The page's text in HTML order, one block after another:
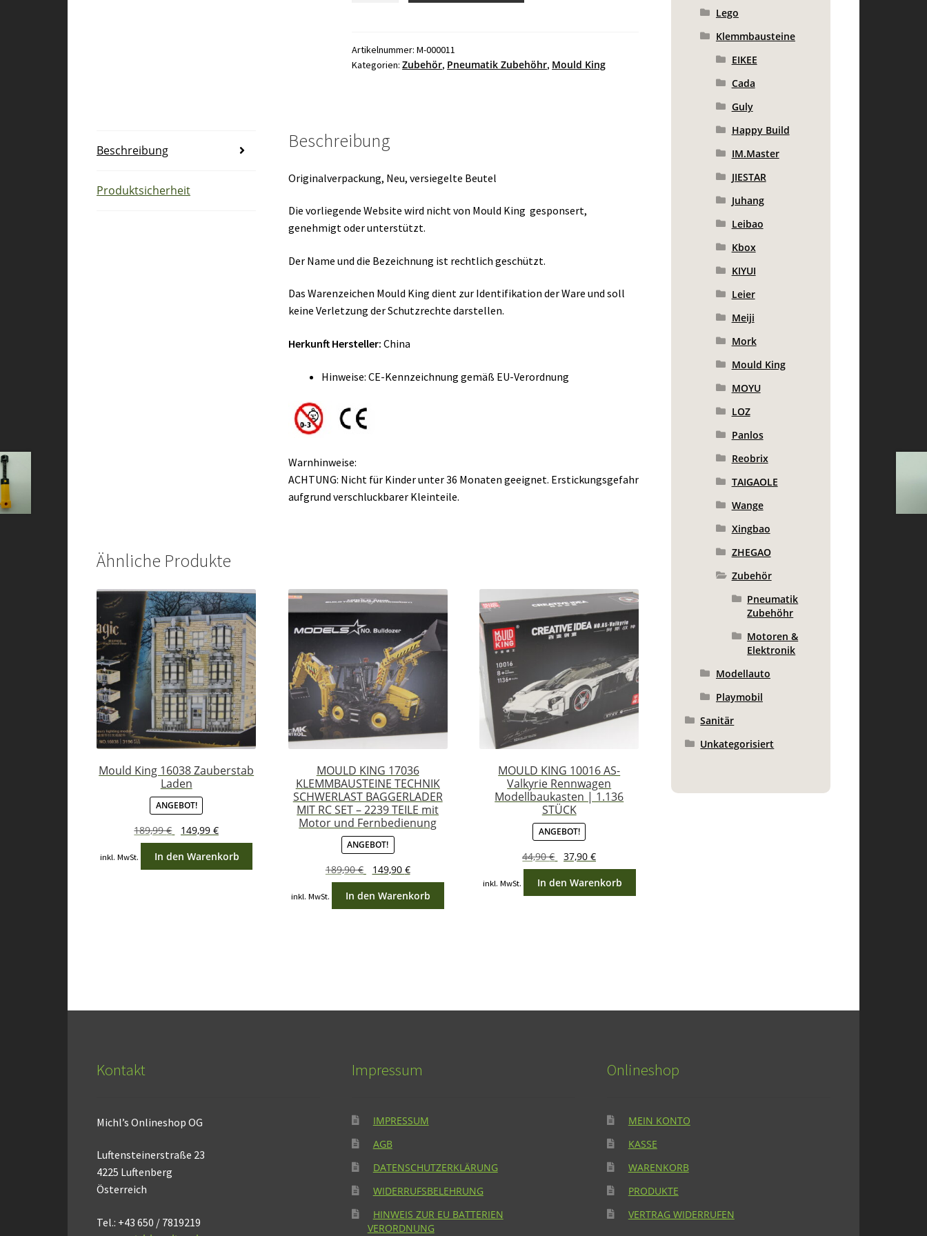
Pneumatik
Zylinder
Artikelnummer:M-000011
Kategorien:Zubehör, Pneumatik Zubehöhr, Mould King
Beschreibung
Produktsicherheit
Beschreibung
Originalverpackung, Neu, versiegelte Beutel
Die vorliegende Website wird nicht von Mould King gesponsert,
genehmigt oder unterstützt.
Der Name und die Bezeichnung ist rechtlich geschützt.
Das Warenzeichen Mould King dient zur Identifikation der Ware und soll
keine Verletzung der Schutzrechte darstellen.
Herkunft Hersteller: China
Hinweise: CE-Kennzeichnung gemäß EU-Verordnung
Warnhinweise:
ACHTUNG: Nicht für Kinder unter 36 Monaten geeignet. Erstickungsgefahr
aufgrund verschluckbarer Kleinteile.
Ähnliche Produkte
Mould King 16038 Zauberstab
Laden
ANGEBOT!
189,99€
Ursprünglicher
Preis
war:
149,99 €Aktueller
Preis
ist:
inkl. MwSt. In den Warenkorb
MOULD KING 17036
KLEMMBAUSTEINE TECHNIK
SCHWERLAST BAGGERLADER
MIT RC SET – 2239 TEILE mit
Motor und Fernbedienung
ANGEBOT!
189,90€
Ursprünglicher
Preis
war:
149,90 €Aktueller
Preis
ist:
inkl. MwSt. In den Warenkorb
MOULD KING 10016 AS-
Valkyrie Rennwagen
Modellbaukasten | 1.136
STÜCK
ANGEBOT!
44,90€
Ursprünglicher
Preis
war:
37,90€Aktueller
Preis
ist:
inkl. MwSt. In den Warenkorb
Lego
Klemmbausteine
EIKEE
Cada
Guly
Happy Build
IM.Master
JIESTAR
Juhang
Leibao
Kbox
KIYUI
Leier
Meiji
Mork
Mould King
MOYU
LOZ
Panlos
Reobrix
TAIGAOLE
Wange
Xingbao
ZHEGAO
Zubehör
Pneumatik
Zubehöhr
Motoren &
Elektronik
Modellauto
Playmobil
Sanitär
Unkategorisiert
Kontakt
Michl’s Onlineshop OG
Luftensteinerstraße 23
4225 Luftenberg
Österreich
Tel.: +43 650 / 7819219
Impressum
IMPRESSUM
AGB
DATENSCHUTZERKLÄRUNG
WIDERRUFSBELEHRUNG
HINWEIS ZUR EU BATTERIEN
VERORDNUNG
Onlineshop
MEIN KONTO
KASSE
WARENKORB
PRODUKTE
VERTRAG WIDERRUFEN